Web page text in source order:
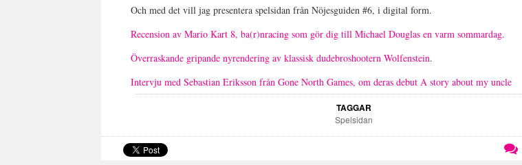
Och med det vill jag presentera spelsidan från Nöjesguiden #6, i digital form.
Recension av Mario Kart 8, ba(r)nracing som gör dig till Michael Douglas en varm sommardag.
Överraskande gripande nyrendering av klassisk dudebroshootern Wolfenstein.
Intervju med Sebastian Eriksson från Gone North Games, om deras debut A story about my uncle
TAGGAR
Spelsidan